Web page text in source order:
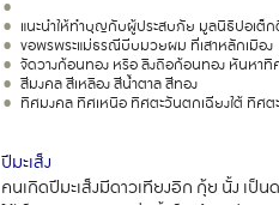
แนะนำให้ทำบุญกับผู้ประสบภัย มูลนิธิปอเต็
ขอพรพระแม่ธรณีบีบมวยผม ที่เสาหลักเมือง
จัดวางก้อนทอง หรือ ลิงถือก้อนทอง หันหาทิ
สีมงคล สีเหลือง สีน้ำตาล สีทอง
ทิศมงคล ทิศเหนือ ทิศตะวันตกเฉียงใต้ ทิศต
ปีมะเส็ง
คนเกิดปีมะเส็งมีดาวเทียงอิก กุ้ย นั้ง เป็